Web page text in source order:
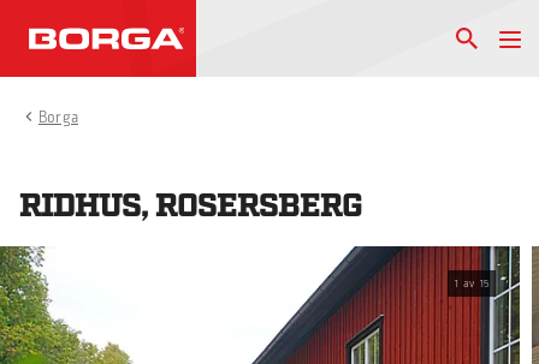
Borga
RIDHUS, ROSERSBERG
1 av 15